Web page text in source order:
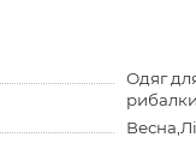
Одяг
рибалки